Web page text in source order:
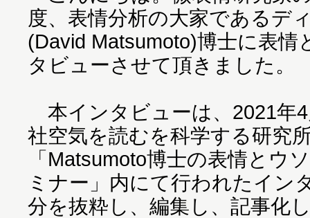
度、表情分析の大家であるデ
(David Matsumoto)博士に表
タビューさせて頂きました。
本インタビューは、2021年
社空気を読むを科学する研究
「Matsumoto博士の表情とウ
ミナー」内にて行われたイン
分を抜粋し、編集し、記事化